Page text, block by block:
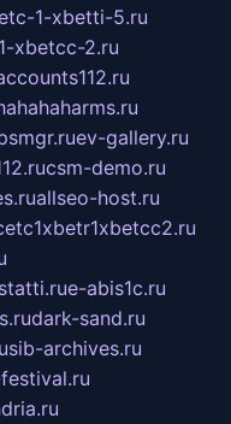
1-xbetti-5.ru
xbetcc-2.ru
ev-gallery.ru
csm-demo.ru
allseo-host.ru
e-abis1c.ru
dark-sand.ru
sib-archives.ru